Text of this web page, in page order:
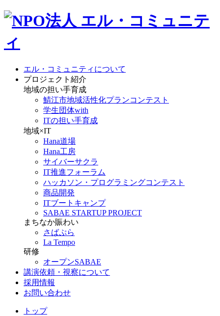
エル・コミュニティについて
プロジェクト紹介
地域の担い手育成
鯖江市地域活性化プランコンテスト
学生団体with
ITの担い手育成
地域×IT
Hana道場
Hana工房
サイバーサクラ
IT推進フォーラム
ハッカソン・プログラミングコンテスト
商品開発
ITブートキャンプ
SABAE STARTUP PROJECT
まちなか賑わい
さばぷら
La Tempo
研修
オープンSABAE
講演依頼・視察について
採用情報
お問い合わせ
トップ